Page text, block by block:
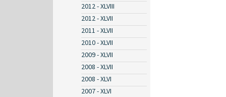
2012 - XLVIII
2012 - XLVII
2011 - XLVII
2010 - XLVII
2009 - XLVII
2008 - XLVII
2008 - XLVI
2007 - XLVI